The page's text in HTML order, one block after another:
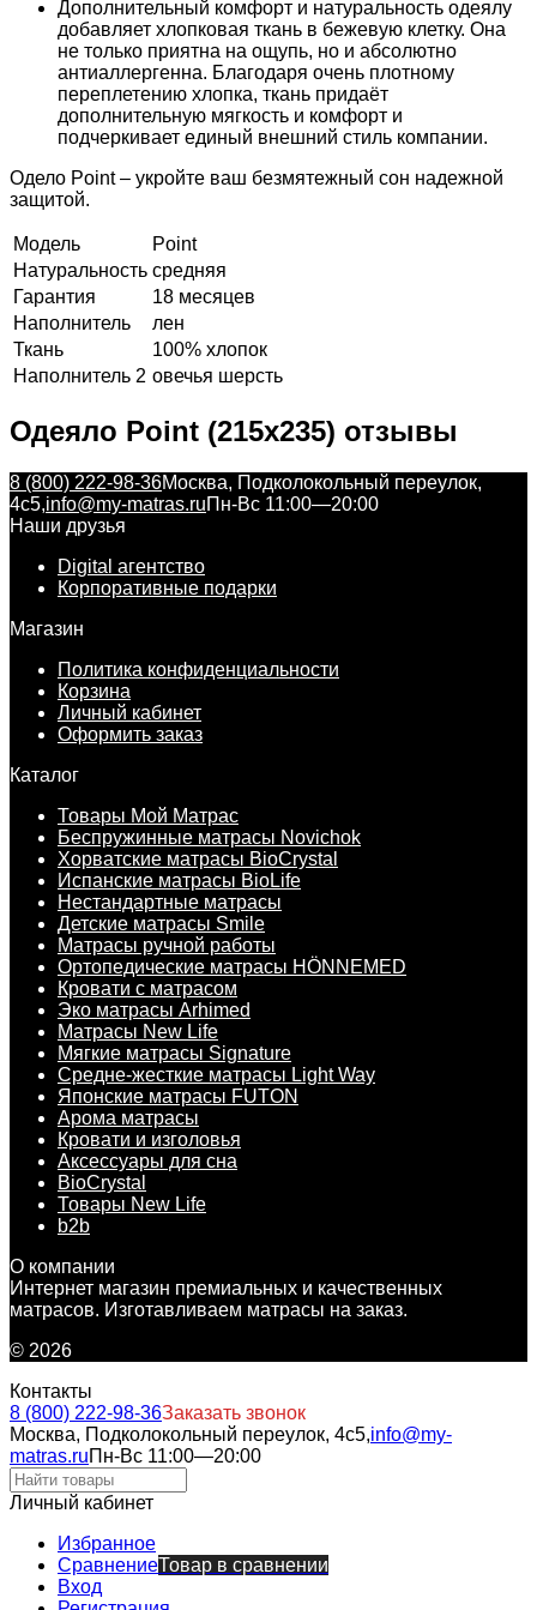
Дополнительный комфорт и натуральность одеялу
добавляет хлопковая ткань в бежевую клетку. Она
не только приятна на ощупь, но и абсолютно
антиаллергенна. Благодаря очень плотному
переплетению хлопка, ткань придаёт
дополнительную мягкость и комфорт и
подчеркивает единый внешний стиль компании.
Одело Point – укройте ваш безмятежный сон надежной
защитой.
Модель
Point
Натуральность средняя
Гарантия
18 месяцев
Наполнитель
лен
Ткань
100% хлопок
Наполнитель 2 овечья шерсть
Одеяло Point (215x235) отзывы
8 (800) 222-98-36Москва, Подколокольный переулок,
4с5,info@my-matras.ruПн-Вс 11:00—20:00
Наши друзья
Digital агентство
Корпоративные подарки
Магазин
Политика конфиденциальности
Корзина
Личный кабинет
Оформить заказ
Каталог
Товары Мой Матрас
Беспружинные матрасы Novichok
Хорватские матрасы BioCrystal
Испанские матрасы BioLife
Нестандартные матрасы
Детские матрасы Smile
Матрасы ручной работы
Ортопедические матрасы HÖNNEMED
Кровати с матрасом
Эко матрасы Arhimed
Матрасы New Life
Мягкие матрасы Signature
Средне-жесткие матрасы Light Way
Японские матрасы FUTON
Арома матрасы
Кровати и изголовья
Аксессуары для сна
BioCrystal
Товары New Life
b2b
О компании
Интернет магазин премиальных и качественных
матрасов. Изготавливаем матрасы на заказ.
© 2026
Контакты
8 (800) 222-98-36Заказать звонок
Москва, Подколокольный переулок, 4с5,info@my-
matras.ruПн-Вс 11:00—20:00
Личный кабинет
Избранное
СравнениеТовар в сравнении
Вход